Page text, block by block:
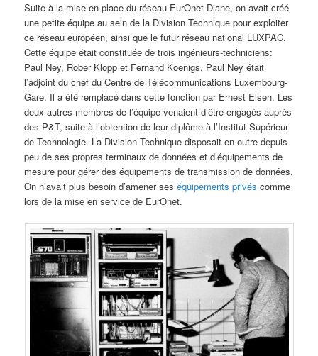
Suite à la mise en place du réseau EurOnet Diane, on avait créé
une petite équipe au sein de la Division Technique pour exploiter
ce réseau européen, ainsi que le futur réseau national LUXPAC.
Cette équipe était constituée de trois ingénieurs-techniciens:
Paul Ney, Rober Klopp et Fernand Koenigs. Paul Ney était
l’adjoint du chef du Centre de Télécommunications Luxembourg-
Gare. Il a été remplacé dans cette fonction par Ernest Elsen. Les
deux autres membres de l’équipe venaient d’être engagés auprès
des P&T, suite à l’obtention de leur diplôme à l’Institut Supérieur
de Technologie. La Division Technique disposait en outre depuis
peu de ses propres terminaux de données et d’équipements de
mesure pour gérer des équipements de transmission de données.
On n’avait plus besoin d’amener seséquipements privés comme
lors de la mise en service de EurOnet.